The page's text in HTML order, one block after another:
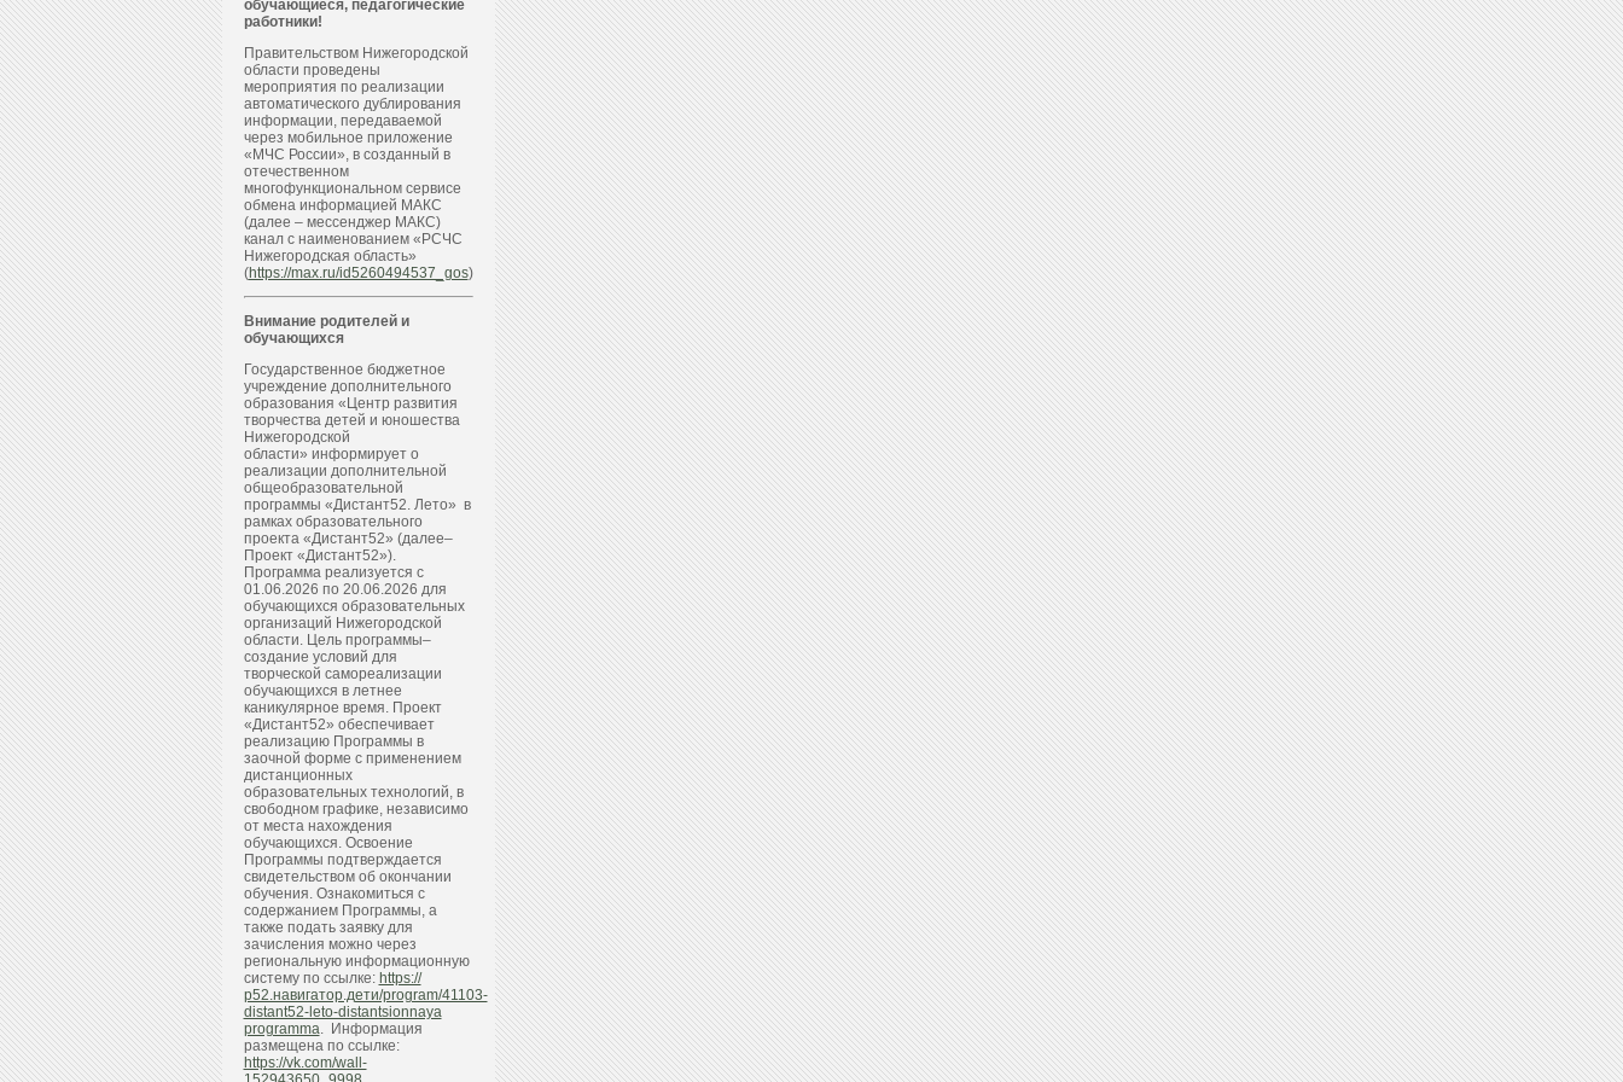
обучающиеся, педагогические
работники!
Правительством Нижегородской
области проведены
мероприятия по реализации
автоматического дублирования
информации, передаваемой
через мобильное приложение
«МЧС России», в созданный в
отечественном
многофункциональном сервисе
обмена информацией МАКС
(далее – мессенджер МАКС)
канал с наименованием «РСЧС
Нижегородская область»
(https://max.ru/id5260494537_gos)
Внимание родителей и
обучающихся
Государственное бюджетное
учреждение дополнительного
образования «Центр развития
творчества детей и юношества
Нижегородской
области» информирует о
реализации дополнительной
общеобразовательной
программы «Дистант52. Лето» в
рамках образовательного
проекта «Дистант52» (далее–
Проект «Дистант52»).
Программа реализуется с
01.06.2026 по 20.06.2026 для
обучающихся образовательных
организаций Нижегородской
области. Цель программы–
создание условий для
творческой самореализации
обучающихся в летнее
каникулярное время. Проект
«Дистант52» обеспечивает
реализацию Программы в
заочной форме с применением
дистанционных
образовательных технологий, в
свободном графике, независимо
от места нахождения
обучающихся. Освоение
Программы подтверждается
свидетельством об окончании
обучения. Ознакомиться с
содержанием Программы, а
также подать заявку для
зачисления можно через
региональную информационную
систему по ссылке: https://
р52.навигатор.дети/program/41103-
distant52-leto-distantsionnaya
programma. Информация
размещена по ссылке:
https://vk.com/wall-